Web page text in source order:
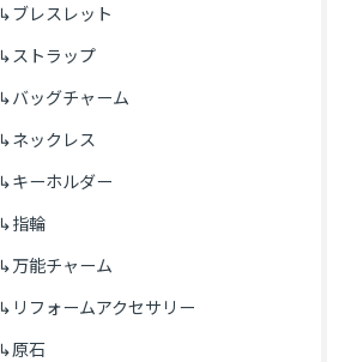
↳ブレスレット
↳ストラップ
↳バッグチャーム
↳ネックレス
↳キーホルダー
↳指輪
↳万能チャーム
↳リフォームアクセサリー
↳原石